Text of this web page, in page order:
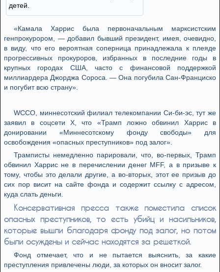
детей.
«Камала Харрис была первоначальным марксистским
генпрокурором, — добавил бывший президент, имея, очевидно,
в виду, что его вероятная соперница принадлежала к плеяде
прогрессивных прокуроров, избранных в последние годы в
крупных городах США, часто с финансовой поддержкой
миллиардера Джорджа Сороса. — Она погубила Сан-Франциско
и погубит всю страну».
WCCO, миннесотский филиал телекомпании Си-би-эс, тут же
заявил в соцсети Х, что «Трамп ложно обвинил Харрис в
донировании «Миннесотскому фонду свободы» для
освобождения «опасных преступников» под залог».
Трамписты немедленно парировали, что, во-первых, Трамп
обвинил Харрис не в перечислении денег MFF, а в призыве к
тому, чтобы это делали другие, а во-вторых, этот ее призыв до
сих пор висит на сайте фонда и содержит ссылку с адресом,
куда слать деньги.
Консервативная пресса также поместила список
опасных преступников, то есть убийц и насильников,
которые вышли благодаря фонду под залог, но потом
были осуждены и сейчас находятся за решеткой.
Фонд отмечает, что и не пытается выяснить, за какие
преступления привлечены люди, за которых он вносит залог.